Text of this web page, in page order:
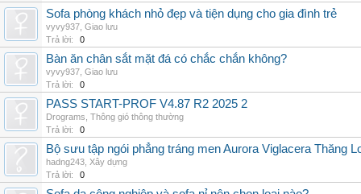
Sofa phòng khách nhỏ đẹp và tiện dụng cho gia đình trẻ
vyvy937 Giao lưu
Trả lời:
0
Bàn ăn chân sắt mặt đá có chắc chắn không?
vyvy937 Giao lưu
Trả lời:
0
PASS START-PROF V4.87 R2 2025 2
Drograms Thông gió thông thường
Trả lời:
0
Bộ sưu tập ngói phẳng tráng men Aurora Viglacera Thăng
hadng243 Xây dựng
Trả lời:
0